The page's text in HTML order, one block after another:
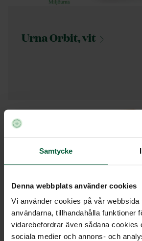
Samtycke
Denna webbplats använder cookies
Vi använder cookies på vår
användarna, tillhandahålla funktioner
vidarebefordrar även sådana cookies
sociala medier och annons- och
Urna Orbit,vit